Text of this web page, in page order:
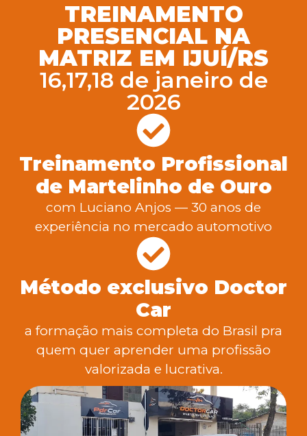
TREINAMENTO
PRESENCIAL NA
MATRIZ EM IJUÍ/RS
16,17,18 de janeiro de
2026
Treinamento Profissional
de Martelinho de Ouro
com Luciano Anjos — 30 anos de
experiência no mercado automotivo
Método exclusivo Doctor
Car
a formação mais completa do Brasil pra
quem quer aprender uma profissão
valorizada e lucrativa.